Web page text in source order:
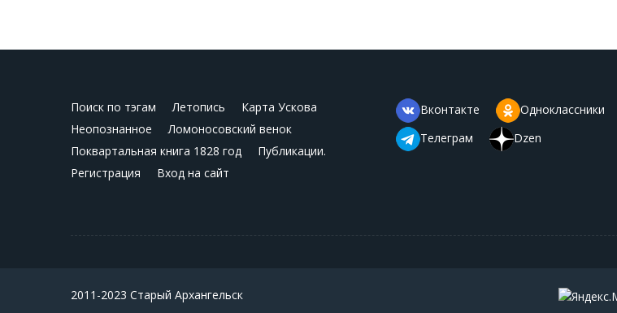
Поиск по тэгам Летопись
Карта Ускова
Неопознанное
Ломоносовский венок
Поквартальная книга 1828 год
Публикации.
Регистрация
Вход на сайт
Вконтакте
Одноклассники
Телеграм
Dzen
2011-2023 Старый Архангельск